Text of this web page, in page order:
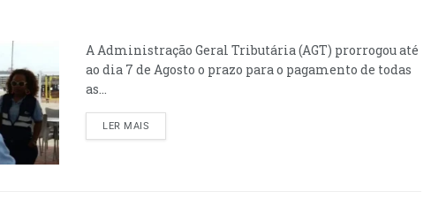
A Administração Geral Tributária (AGT) prorrogou até
ao dia 7 de Agosto o prazo para o pagamento de todas
as...
LER MAIS